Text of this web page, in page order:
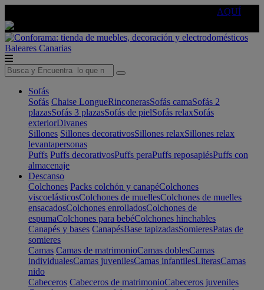
AQUÍ
Baleares Canarias
Sofás
Sofás Chaise LongueRinconerasSofás camaSofás 2
plazasSofás 3 plazasSofás de pielSofás relaxSofás
exteriorDivanes
Sillones Sillones decorativosSillones relaxSillones relax
levantapersonas
Puffs Puffs decorativosPuffs peraPuffs reposapiésPuffs con
almacenaje
Descanso
Colchones Packs colchón y canapéColchones
viscoelásticosColchones de muellesColchones de muelles
ensacadosColchones enrolladosColchones de
espumaColchones para bebéColchones hinchables
Canapés y bases CanapésBase tapizadasSomieresPatas de
somieres
Camas Camas de matrimonioCamas doblesCamas
individualesCamas juvenilesCamas infantilesLiterasCamas
nido
Cabeceros Cabeceros de matrimonioCabeceros juveniles